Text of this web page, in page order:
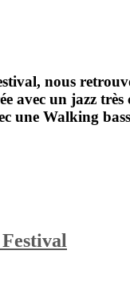
nous
avec un jazz
une Walking